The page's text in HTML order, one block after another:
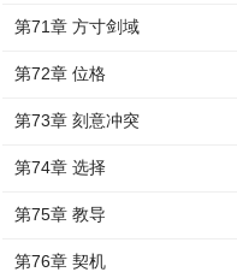
第71章 方寸剑域
第72章 位格
第73章 刻意冲突
第74章 选择
第75章 教导
第76章 契机